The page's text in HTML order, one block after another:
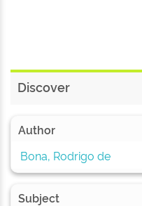
Discover
Author
Bona, Rodrigo de
Subject